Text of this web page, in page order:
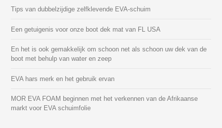
Tips van dubbelzijdige zelfklevende EVA-schuim
Een getuigenis voor onze boot dek mat van FL USA
En het is ook gemakkelijk om schoon net als schoon uw dek van de
boot met behulp van water en zeep
EVA hars merk en het gebruik ervan
MOR EVA FOAM beginnen met het verkennen van de Afrikaanse
markt voor EVA schuimfolie